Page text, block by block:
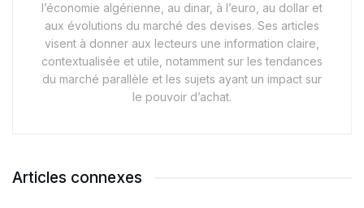
l’économie algérienne, au dinar, à l’euro, au dollar et
aux évolutions du marché des devises. Ses articles
visent à donner aux lecteurs une information claire,
contextualisée et utile, notamment sur les tendances
du marché parallèle et les sujets ayant un impact sur
le pouvoir d’achat.
Articles connexes